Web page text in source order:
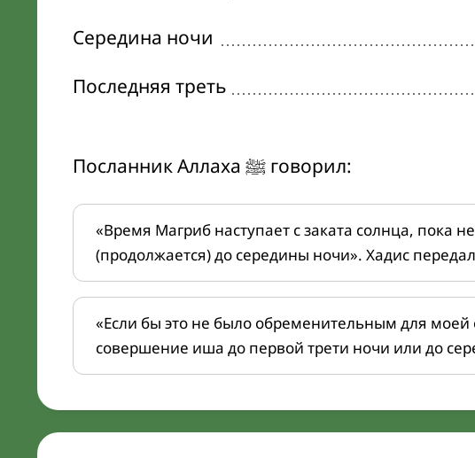
Середина ночи
Последняя треть
Посланник Аллаха ﷺ говорил:
«Время Магриб наступает с заката солнца, пока
(продолжается) до середины ночи». Хадис
«Если бы это не было обременительным для
совершение иша до первой трети ночи или до